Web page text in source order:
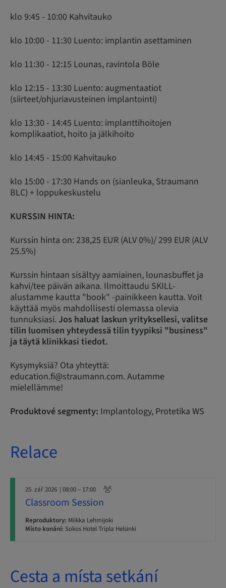
klo 9:45 - 10:00 Kahvitauko
klo 10:00 - 11:30 Luento: implantin asettaminen
klo 11:30 - 12:15 Lounas, ravintola Böle
klo 12:15 - 13:30 Luento: augmentaatiot
(siirteet/ohjuriavusteinen implantointi)
klo 13:30 - 14:45 Luento: implanttihoitojen
komplikaatiot, hoito ja jälkihoito
klo 14:45 - 15:00 Kahvitauko
klo 15:00 - 17:30 Hands on (sianleuka, Straumann
BLC) + loppukeskustelu
KURSSIN HINTA:
Kurssin hinta on: 238,25 EUR (ALV 0%)/ 299 EUR (ALV
25.5%)
Kurssin hintaan sisältyy aamiainen, lounasbuffet ja
kahvi/tee päivän aikana. Ilmoittaudu SKILL-
alustamme kautta "book" -painikkeen kautta. Voit
käyttää myös mahdollisesti olemassa olevia
tunnuksiasi. Jos haluat laskun yrityksellesi, valitse
tilin luomisen yhteydessä tilin tyypiksi "business"
ja täytä klinikkasi tiedot.
Kysymyksiä? Ota yhteyttä:
education.fi@straumann.com. Autamme
mielellämme!
Produktové segmenty: Implantology, Protetika WS
Relace
25. zář 2026 | 08:00 – 17:00
Classroom Session
Reproduktory: Miikka Lehmijoki
Místo konání: Sokos Hotel Tripla Helsinki
Cesta a místa setkání